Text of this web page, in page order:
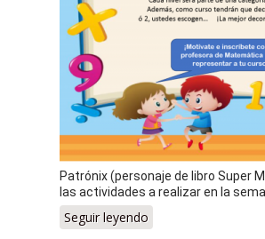
Patrónix (personaje de libro Super
las actividades a realizar en la
Seguir leyendo